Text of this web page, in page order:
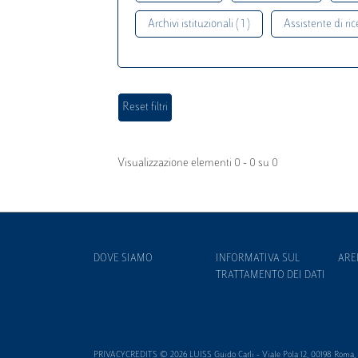
Archivi istituzionali ( 1 ) Assistente di
Visualizzazione elementi 0 - 0 su 0
DOVE SIAMO
INFORMATIVA SUL
TRATTAMENTO DEI DATI
PRIVACYCREDITS © 2026 LUISS Guido Carli - Viale Pola 12, 00198